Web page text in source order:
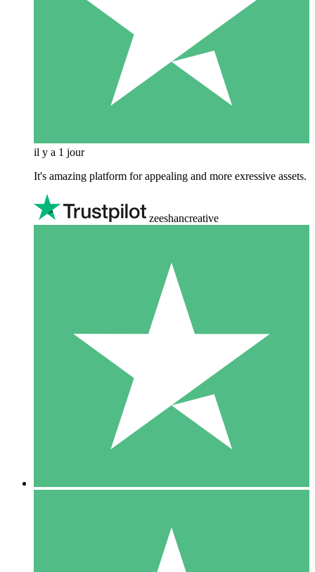
il y a 1 jour
It's amazing platform for appealing and more exressive assets.
zeeshancreative